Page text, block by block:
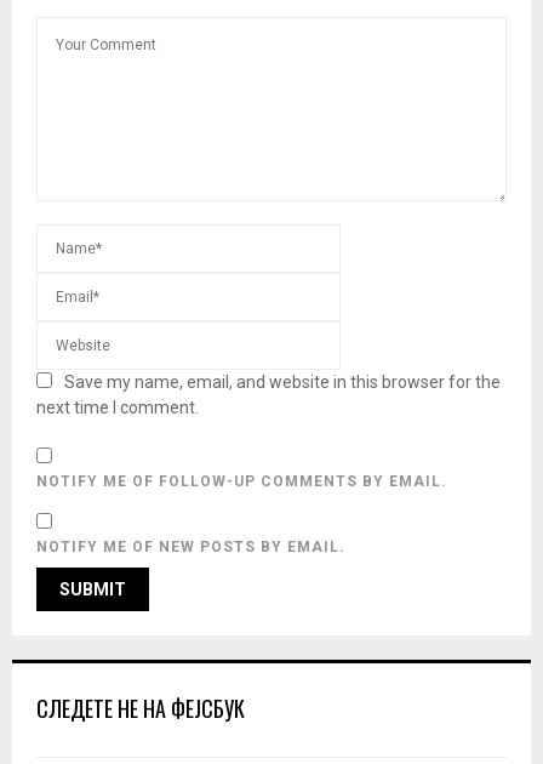
Save my name, email, and website in this browser for the
next time I comment.
NOTIFY ME OF FOLLOW-UP COMMENTS BY EMAIL.
NOTIFY ME OF NEW POSTS BY EMAIL.
СЛЕДЕТЕ НЕ НА ФЕЈСБУК